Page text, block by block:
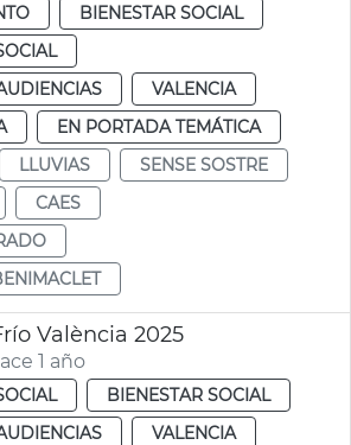
BIENESTAR SOCIAL
VALENCIA
EN PORTADA TEMÁTICA
LLUVIAS
SENSE SOSTRE
CAES
València 2025
1 año
BIENESTAR SOCIAL
VALENCIA